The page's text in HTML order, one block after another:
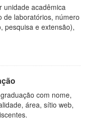
unidade acadêmica
de laboratórios, número
pesquisa e extensão),
com nome,
área, sítio web,